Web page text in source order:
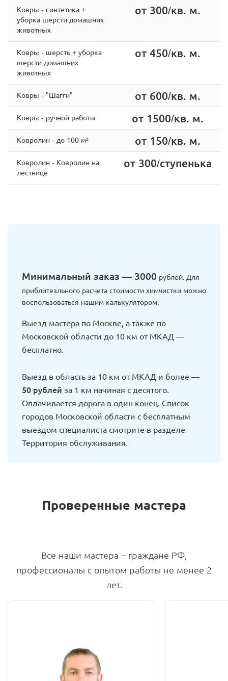
Ковры - cинтетика +
уборка шерсти домашних
животных
от 300/кв. м.
Ковры - шерсть + уборка
шерсти домашних
животных
от 450/кв. м.
Ковры - "Шагги" от 600/кв. м.
Ковры - ручной работы от 1500/кв. м.
Ковролин - до 100 м² от 150/кв. м.
Ковролин - Ковролин на
лестнице
от 300/ступенька
Минимальный заказ — 3000 рублей. Для
приблитезльного расчета стоимости химчистки можно
воспользоваться нашим калькулятором.
Выезд мастера по Москве, а также по
Московской области до 10 км от МКАД —
бесплатно.
Выезд в область за 10 км от МКАД и более —
50 рублей за 1 км начиная с десятого.
Оплачивается дорога в один конец. Список
городов Московской области с бесплатным
выездом специалиста смотрите в разделе
Территория обслуживания.
Проверенные мастера
Все наши мастера – граждане РФ,
профессионалы с опытом работы не менее 2
лет.